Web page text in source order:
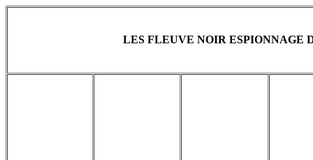
LES FLEUVE NOIR ESPIONNAGE